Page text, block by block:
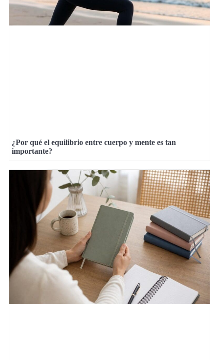
¿Por qué el equilibrio entre cuerpo y mente es tan
importante?